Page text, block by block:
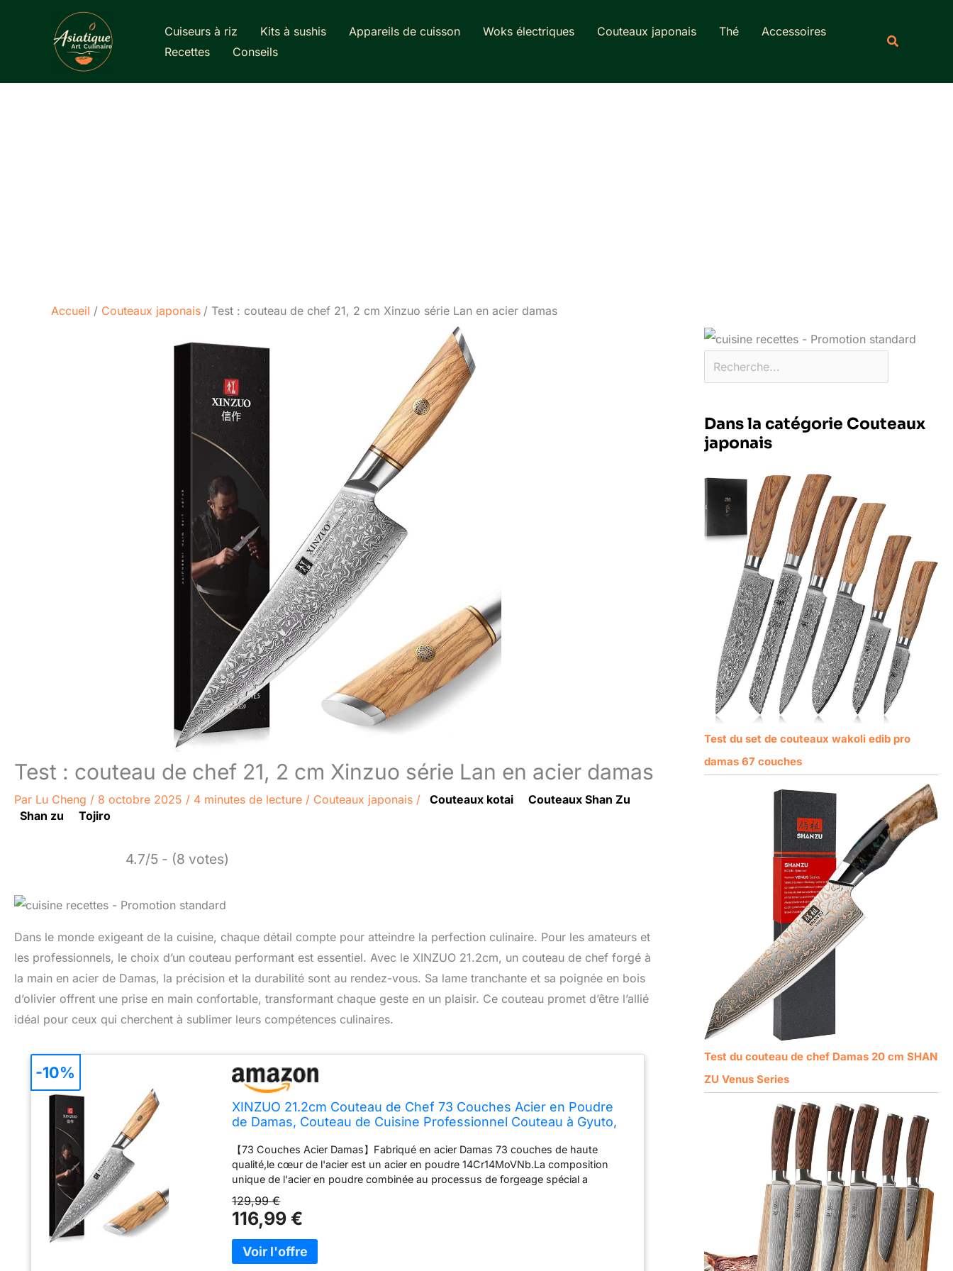
Cuiseurs à riz Kits à sushis Appareils de cuisson Woks électriques Couteaux japonais Thé
Accessoires
Recettes
Conseils
Accueil Couteaux japonais Test : couteau de chef 21, 2 cm Xinzuo série Lan en acier damas
Test : couteau de chef 21, 2 cm Xinzuo série Lan en acier damas
Par Lu Cheng / 8 octobre 2025 / 4 minutes de lecture / Couteaux japonais / Couteaux kotai
Couteaux Shan Zu
Shan zu
Tojiro
4.7/5 - (8 votes)
Dans le monde exigeant de la cuisine, chaque détail compte pour atteindre la perfection culinaire. Pour les amateurs et
les professionnels, le choix d’un couteau performant est essentiel. Avec le XINZUO 21.2cm, un couteau de chef forgé à
la main en acier de Damas, la précision et la durabilité sont au rendez-vous. Sa lame tranchante et sa poignée en bois
d’olivier offrent une prise en main confortable, transformant chaque geste en un plaisir. Ce couteau promet d’être l’allié
idéal pour ceux qui cherchent à sublimer leurs compétences culinaires.
XINZUO 21.2cm Couteau de Chef 73 Couches Acier en Poudre
de Damas, Couteau de Cuisine Professionnel Couteau à Gyuto,
d'Olivier-Série Lan
【73 Couches Acier Damas】Fabriqué en acier Damas 73 couches de haute
qualité,le cœur de l'acier est un acier en poudre 14Cr14MoVNb.La composition
unique de l'acier en poudre combinée au processus de forgeage spécial a
considérablement amélioré les performances de la lame,et elle présente également
les caractéristiques de résistance à la corrosion,de résistance à la rouille et de forte
ténacité.Après un traitement thermique sous vide et en congélation profonde,la
dureté peut atteindre 62-64HRC. 【Premium Bois d'Olivier】La conception
ergonomique de la poignée créera une prise confortable et fournira une agilité
129,99 €
116,99 €
-10%
Dans la catégorie Couteaux
japonais
Test du set de couteaux wakoli edib pro
damas 67 couches
Test du couteau de chef Damas 20 cm SHAN
ZU Venus Series